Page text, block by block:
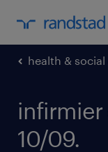
health &
infirmier
10/09.